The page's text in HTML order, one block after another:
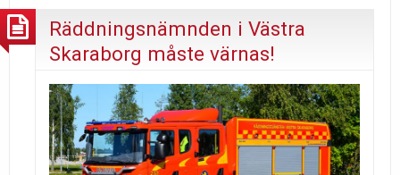
Räddningsnämnden i Västra
Skaraborg måste värnas!